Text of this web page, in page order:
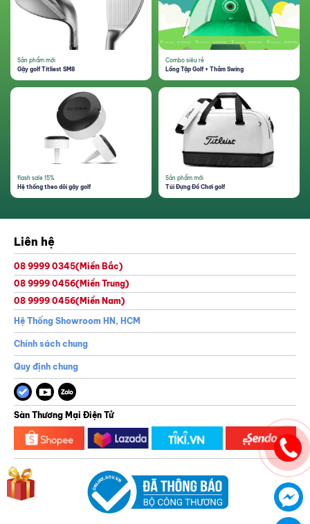
GIẬT VOUCHER NGAY!
Voucher sẽ được GreenGolf gửi trực tiếp vào số điện thoại bạn cung
Thông tin của bạn sẽ được bảo mật theo chính sách bảo mật của GreenGolf
Xem thêm
Tất cả THIẾT BỊ SÂN
Sản phẩm mới
Gậy golf Titliest SM8
Combo siêu rẻ
Lồng Tập Golf + Thảm Swing
flash sale 15%
Hệ thống theo dõi gậy golf
Sản phẩm mới
Túi Đựng Đồ Chơi golf
Liên hệ
08 9999 0345(Miền Bắc)
08 9999 0456(Miền Trung)
08 9999 0456(Miền Nam)
Hệ Thống Showroom HN, HCM
Chính sách chung
Quy định chung
Sàn Thương Mại Điện Tử